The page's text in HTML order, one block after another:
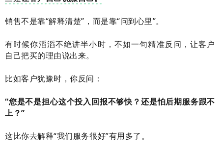
销售不是靠“解释清楚”，而是靠“问到心里”。
有时候你滔滔不绝讲半小时，不如一句精准反问，让客户
自己把买的理由说出来。
比如客户犹豫时，你反问：
“您是不是担心这个投入回报不够快？还是怕后期服务跟不
上？”
这比你去解释“我们服务很好”有用多了。